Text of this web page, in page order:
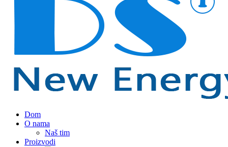
Dom
O nama
Naš tim
Proizvodi